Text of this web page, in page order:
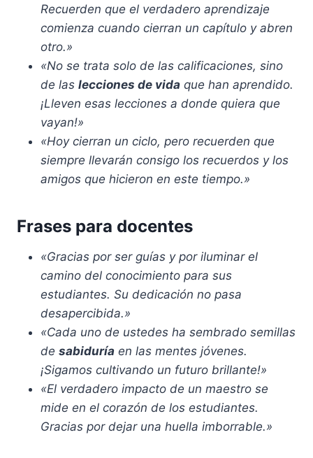
Recuerden que el verdadero aprendizaje
comienza cuando cierran un capítulo y abren
otro.»
«No se trata solo de las calificaciones, sino
de las lecciones de vida que han aprendido.
¡Lleven esas lecciones a donde quiera que
vayan!»
«Hoy cierran un ciclo, pero recuerden que
siempre llevarán consigo los recuerdos y los
amigos que hicieron en este tiempo.»
Frases para docentes
«Gracias por ser guías y por iluminar el
camino del conocimiento para sus
estudiantes. Su dedicación no pasa
desapercibida.»
«Cada uno de ustedes ha sembrado semillas
de sabiduría en las mentes jóvenes.
¡Sigamos cultivando un futuro brillante!»
«El verdadero impacto de un maestro se
mide en el corazón de los estudiantes.
Gracias por dejar una huella imborrable.»